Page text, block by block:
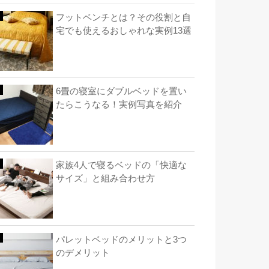
フットベンチとは？その役割と自
宅でも使えるおしゃれな実例13選
6畳の寝室にダブルベッドを置い
たらこうなる！実例写真を紹介
家族4人で寝るベッドの「快適な
サイズ」と組み合わせ方
パレットベッドのメリットと3つ
のデメリット